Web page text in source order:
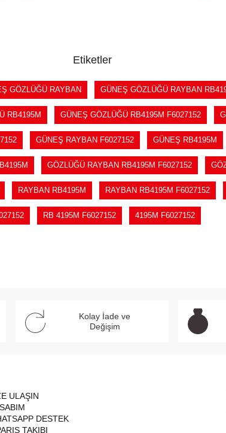
Etiketler
GÖZLÜĞÜ RAYBAN GÜNEŞ GÖZLÜĞÜ RAYBAN
RB4195M GÜNEŞ GÖZLÜĞÜ RB4195M F6027152
GÜNEŞ RAYBAN F6027152 GÜNEŞ RB4195M
GÖZLÜĞÜ RAYBAN RB4195M F6027152
RAYBAN RB4195M RAYBAN RB4195M F6027152
RB 4195M F6027152 4195M F6027152
Kolay İade ve
Değişim
ULAŞIN
DESTEK
TAKIBI